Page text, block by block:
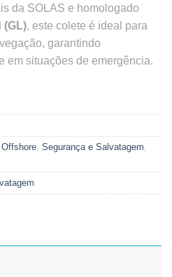
da SOLAS e homologado
(GL), este colete é ideal para
garantindo
em situações de emergência.
Offshore, Segurança e Salvatagem,